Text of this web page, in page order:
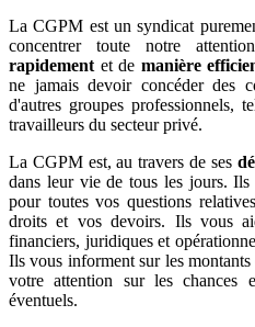
La CGPM est un syndicat
concentrer toute notre
rapidement et de manière
ne jamais devoir concéder des
d'autres groupes professionnels,
travailleurs du secteur privé.
La CGPM est, au travers de ses
dans leur vie de tous les jours.
pour toutes vos questions
droits et vos devoirs. Ils vous
financiers, juridiques et
Ils vous informent sur les
votre attention sur les chances
éventuels.